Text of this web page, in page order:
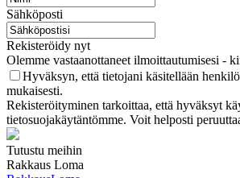
Sähköposti
Rekisteröidy nyt
Olemme vastaanottaneet ilmoittautumisesi -
Hyväksyn, että tietojani käsitellään
mukaisesti.
Rekisteröityminen tarkoittaa, että hyväksyt
tietosuojakäytäntömme. Voit helposti
Tutustu meihin
Rakkaus Loma